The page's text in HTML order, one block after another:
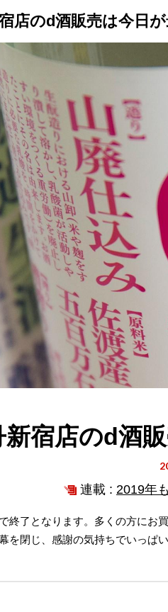
トップ プロが教えるレ
店のd酒販売は今日が
宿店のd酒
連載 : 2019年
終了となります。多くの方にお
を閉じ、感謝の気持ちでいっ